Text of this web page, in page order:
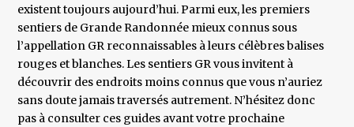
existent toujours aujourd’hui. Parmi eux, les premiers
sentiers de Grande Randonnée mieux connus sous
l’appellation GR reconnaissables à leurs célèbres balises
rouges et blanches. Les sentiers GR vous invitent à
découvrir des endroits moins connus que vous n’auriez
sans doute jamais traversés autrement. N’hésitez donc
pas à consulter ces guides avant votre prochaine